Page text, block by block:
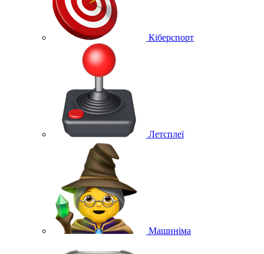
Кіберспорт
Летсплеї
Машиніма